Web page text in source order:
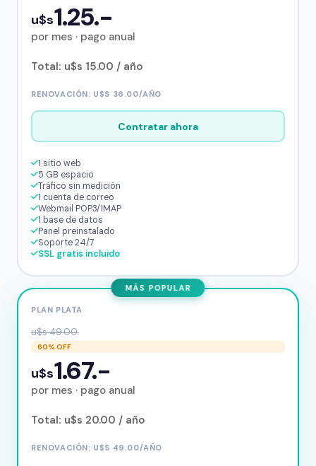
u$s1.25.-
por mes · pago anual
Total: u$s 15.00 / año
RENOVACIÓN: U$S 36.00/AÑO
Contratar ahora
1 sitio web
5 GB espacio
Tráfico sin medición
1 cuenta de correo
Webmail POP3/IMAP
1 base de datos
Panel preinstalado
Soporte 24/7
SSL gratis incluido
MÁS POPULAR
PLAN PLATA
u$s 49.00.
60% OFF
u$s1.67.-
por mes · pago anual
Total: u$s 20.00 / año
RENOVACIÓN: U$S 49.00/AÑO